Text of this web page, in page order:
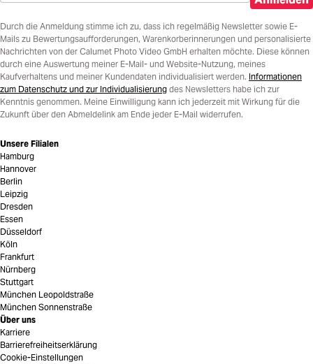
Durch die Anmeldung stimme ich zu, dass ich regelmäßig Newsletter sowie E-
Mails zu Bewertungsaufforderungen, Warenkorberinnerungen und personalisierte
Nachrichten von der Calumet Photo Video GmbH erhalten möchte. Diese können
durch eine Auswertung meiner E-Mail- und Website-Nutzung, meines
Kaufverhaltens und meiner Kundendaten individualisiert werden. Informationen
zum Datenschutz und zur Individualisierung des Newsletters habe ich zur
Kenntnis genommen. Meine Einwilligung kann ich jederzeit mit Wirkung für die
Zukunft über den Abmeldelink am Ende jeder E-Mail widerrufen.
Unsere Filialen
Hamburg
Hannover
Berlin
Leipzig
Dresden
Essen
Düsseldorf
Köln
Frankfurt
Nürnberg
Stuttgart
München Leopoldstraße
München Sonnenstraße
Über uns
Karriere
Barrierefreiheitserklärung
Cookie-Einstellungen